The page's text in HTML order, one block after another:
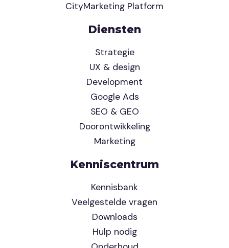
CityMarketing Platform
Diensten
Strategie
UX & design
Development
Google Ads
SEO & GEO
Doorontwikkeling
Marketing
Kenniscentrum
Kennisbank
Veelgestelde vragen
Downloads
Hulp nodig